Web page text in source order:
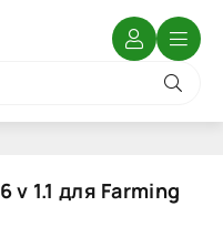
1.1 для Farming